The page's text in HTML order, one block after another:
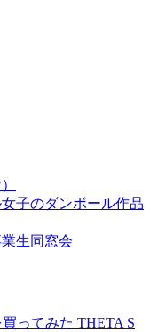
子のダンボール作品
生同窓会
ってみた THETA S